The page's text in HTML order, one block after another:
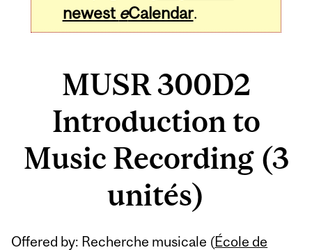
newest eCalendar.
MUSR 300D2
Introduction to
Music Recording (3
unités)
Offered by: Recherche musicale (École de
Related